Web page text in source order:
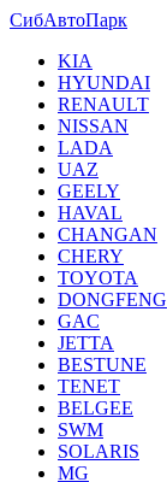
СибАвтоПарк
KIA
HYUNDAI
RENAULT
NISSAN
LADA
UAZ
GEELY
HAVAL
CHANGAN
CHERY
TOYOTA
DONGFENG
GAC
JETTA
BESTUNE
TENET
BELGEE
SWM
SOLARIS
MG